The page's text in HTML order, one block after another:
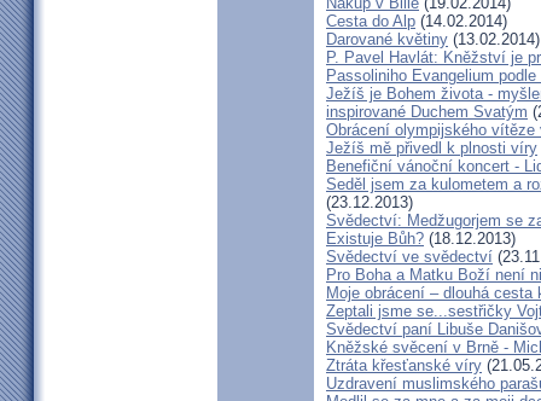
Cesta do Alp (14.02.2014)
Darované květiny (13.02.2014)
P. Pavel Havlát: Kněžství je
Passoliniho Evangelium
Ježíš je Bohem života -
inspirované Duchem Svatým
Obrácení olympijského vítěze
Ježíš mě přivedl k plnosti víry
Benefiční vánoční koncert -
Seděl jsem za kulometem a
(23.12.2013)
Svědectví: Medžugorjem se
Existuje Bůh? (18.12.2013)
Svědectví ve svědectví
Pro Boha a Matku Boží není
Moje obrácení – dlouhá cesta
Zeptali jsme se...sestřičky
Svědectví paní Libuše
Kněžské svěcení v Brně -
Ztráta křesťanské víry
Uzdravení muslimského